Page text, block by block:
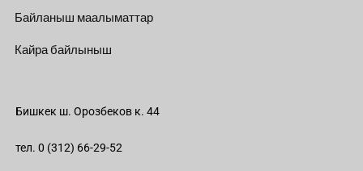
Байланыш маалыматтар
Кайра байлыныш
Бишкек ш. Орозбеков к. 44
тел. 0 (312) 66-29-52